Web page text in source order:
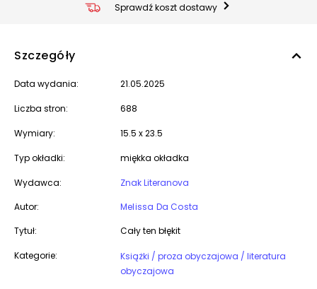
Sprawdź koszt dostawy
Szczegóły
Data wydania: 21.05.2025
Liczba stron: 688
Wymiary: 15.5 x 23.5
Typ okładki: miękka okładka
Wydawca:
Znak Literanova
Autor:
Melissa Da Costa
Tytuł:
Cały ten błękit
Kategorie:
Książki / proza obyczajowa / literatura
obyczajowa